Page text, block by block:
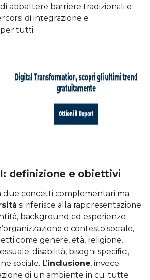
abbattere barriere tradizionali e
di integrazione e
tutti.
definizione e obiettivi
due concetti complementari ma
si riferisce alla rappresentazione
background ed esperienze
o contesto sociale,
come genere, età, religione,
disabilità, bisogni specifici,
sociale. L’inclusione, invece,
di un ambiente in cui tutte